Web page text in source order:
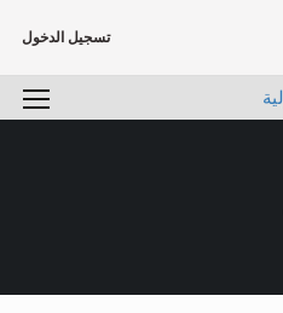
تسجيل الدخول